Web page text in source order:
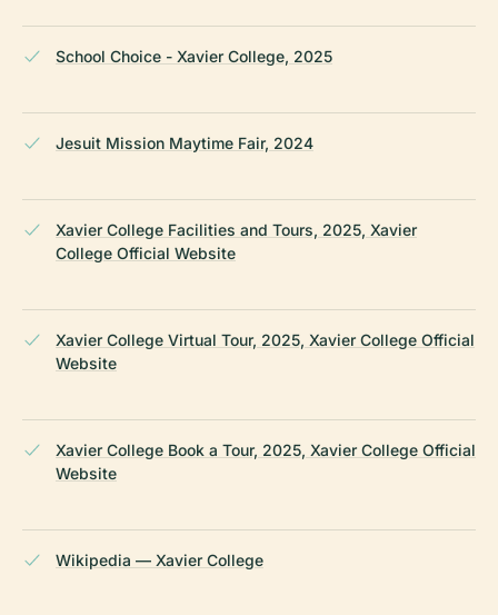
School Choice - Xavier College, 2025
Jesuit Mission Maytime Fair, 2024
Xavier College Facilities and Tours, 2025, Xavier
College Official Website
Xavier College Virtual Tour, 2025, Xavier College Official
Website
Xavier College Book a Tour, 2025, Xavier College Official
Website
Wikipedia — Xavier College